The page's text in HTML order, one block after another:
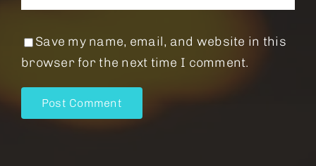
Save my name, email, and website in this
browser for the next time I comment.